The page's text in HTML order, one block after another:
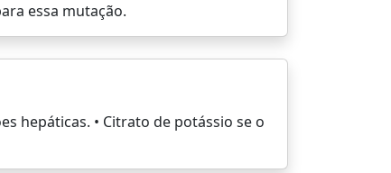
essa mutação.
hepáticas. • Citrato de potássio se o